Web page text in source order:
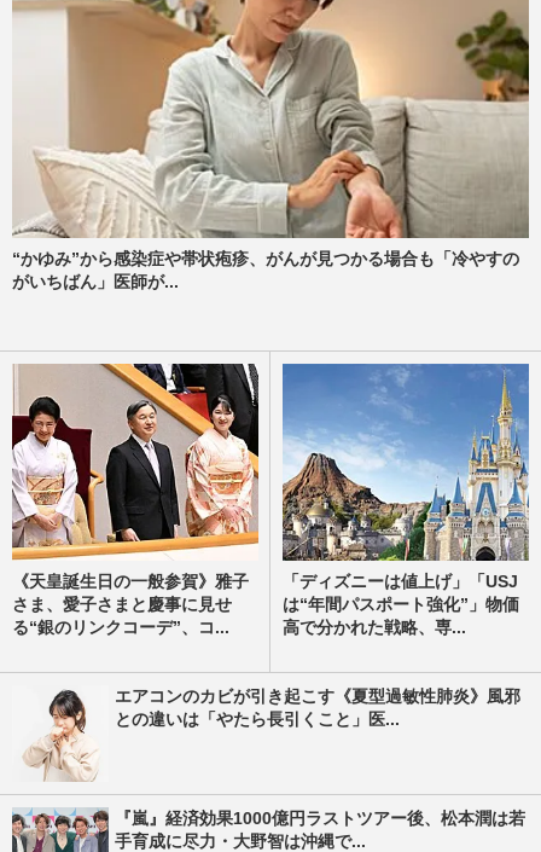
“かゆみ”から感染症や帯状疱疹、がんが見つかる場合も「冷やすの
がいちばん」医師が...
《天皇誕生日の一般参賀》雅子
さま、愛子さまと慶事に見せ
る“銀のリンクコーデ”、コ...
「ディズニーは値上げ」「USJ
は“年間パスポート強化”」物価
高で分かれた戦略、専...
エアコンのカビが引き起こす《夏型過敏性肺炎》風邪
との違いは「やたら長引くこと」医...
『嵐』経済効果1000億円ラストツアー後、松本潤は若
手育成に尽力・大野智は沖縄で...